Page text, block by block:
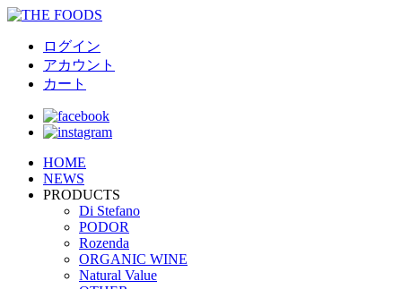
ログイン
アカウント
カート
HOME
NEWS
PRODUCTS
Di Stefano
PODOR
Rozenda
ORGANIC WINE
Natural Value